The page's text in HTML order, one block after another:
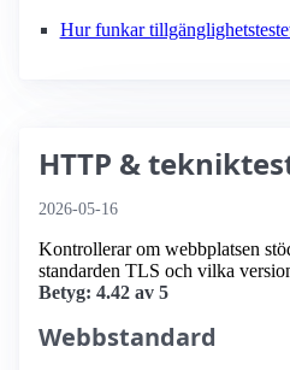
Hur funkar
HTTP &
2026-05-16
Kontrollerar om webbplatsen
standarden TLS och vilka
Betyg: 4.42 av 5
Webbstandard